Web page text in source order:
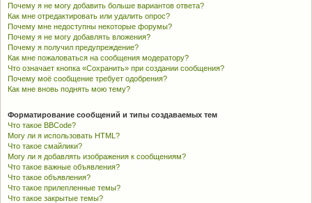
Почему я не могу добавить больше вариантов ответа?
Как мне отредактировать или удалить опрос?
Почему мне недоступны некоторые форумы?
Почему я не могу добавлять вложения?
Почему я получил предупреждение?
Как мне пожаловаться на сообщения модератору?
Что означает кнопка «Сохранить» при создании сообщения?
Почему моё сообщение требует одобрения?
Как мне вновь поднять мою тему?
Форматирование сообщений и типы создаваемых тем
Что такое BBCode?
Могу ли я использовать HTML?
Что такое смайлики?
Могу ли я добавлять изображения к сообщениям?
Что такое важные объявления?
Что такое объявления?
Что такое прилепленные темы?
Что такое закрытые темы?